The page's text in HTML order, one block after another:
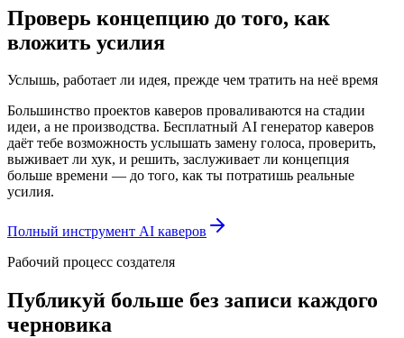
Проверь концепцию до того, как
вложить усилия
Услышь, работает ли идея, прежде чем тратить на неё время
Большинство проектов каверов проваливаются на стадии
идеи, а не производства. Бесплатный AI генератор каверов
даёт тебе возможность услышать замену голоса, проверить,
выживает ли хук, и решить, заслуживает ли концепция
больше времени — до того, как ты потратишь реальные
усилия.
Полный инструмент AI каверов
Рабочий процесс создателя
Публикуй больше без записи каждого
черновика